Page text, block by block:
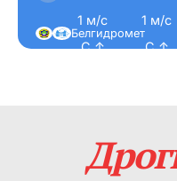
1 м/с
С ↑
1 м/с
С ↑
Белгидромет